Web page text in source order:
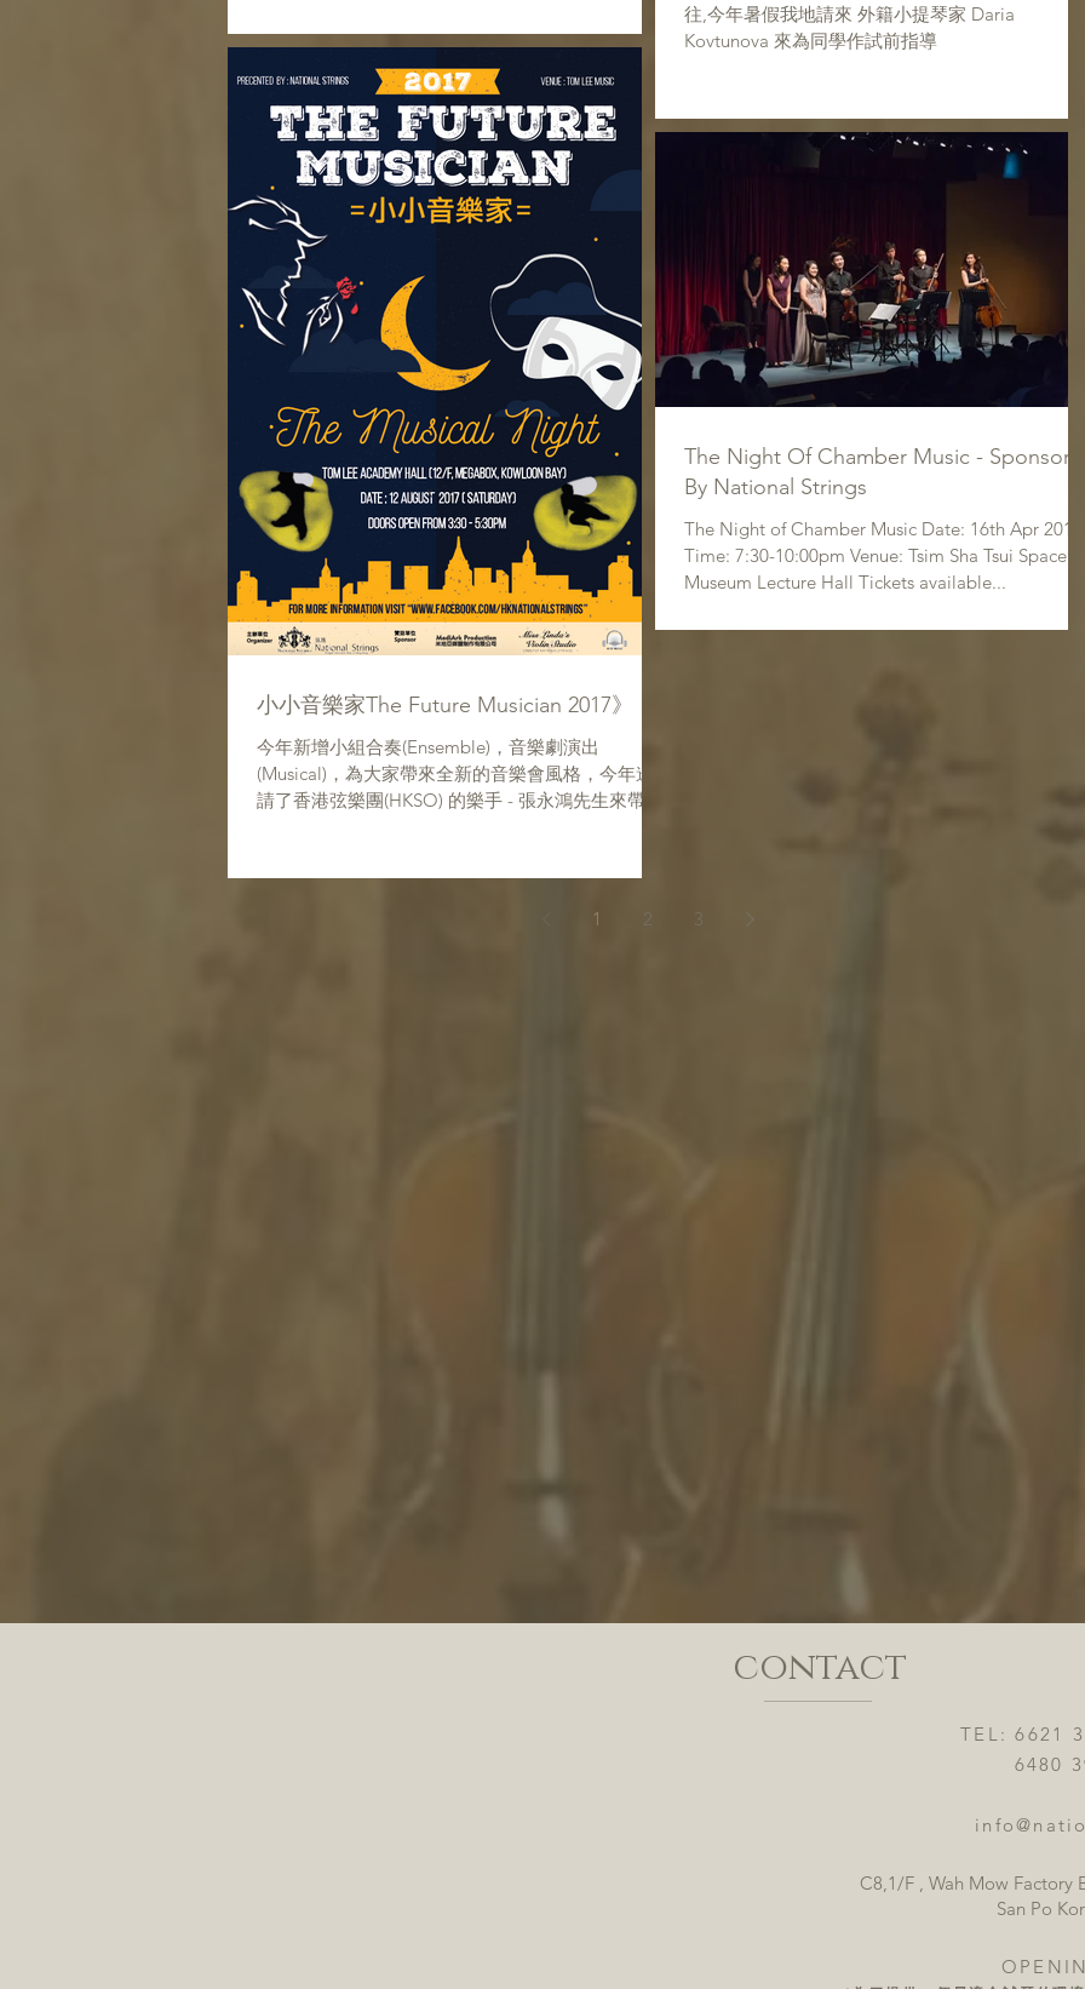
費雪這些大師同佔一席。 ...
往,今年暑假我地請來 外籍小提琴家 Daria
Kovtunova 來為同學作試前指導
小小音樂家The Future Musician 2017》
今年新增小組合奏(Ensemble)，音樂劇演出
(Musical)，為大家帶來全新的音樂會風格，今年邀
請了香港弦樂團(HKSO) 的樂手 - 張永鴻先生來帶領
The Night Of Chamber Music - Sponsor
By National Strings
The Night of Chamber Music Date: 16th Apr 2017
Time: 7:30-10:00pm Venue: Tsim Sha Tsui Space
Museum Lecture Hall Tickets available...
1 2 3
contact
TEL: 6621
6480
C8,1/F , Wah Mow
San Po